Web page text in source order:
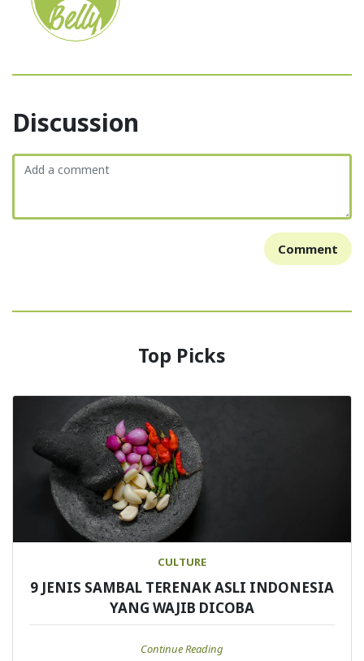
Discussion
Comment
Top Picks
CULTURE
9 JENIS SAMBAL TERENAK ASLI INDONESIA
YANG WAJIB DICOBA
Continue Reading